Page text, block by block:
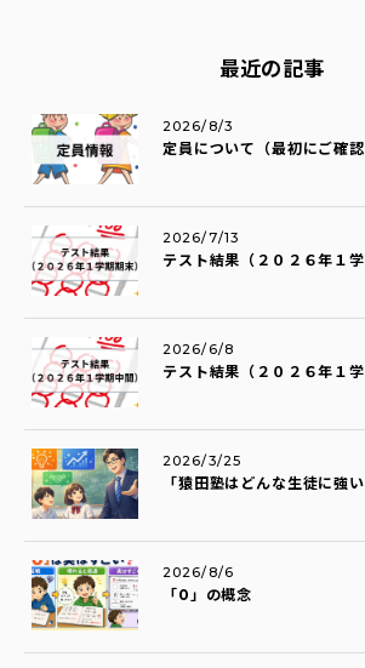
最近の記事
定員について（最初にご確認
2026/8/3
テスト結果（２０２６年１学
2026/7/13
テスト結果（２０２６年１学
2026/6/8
「猿田塾はどんな生徒に強
2026/3/25
「0」の概念
2026/8/6